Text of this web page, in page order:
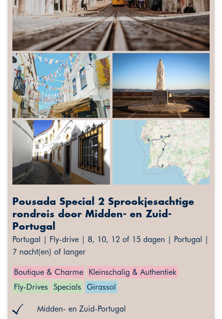
Pousada Special 2 Sprookjesachtige
rondreis door Midden- en Zuid-
Portugal
Portugal | Fly-drive | 8, 10, 12 of 15 dagen | Portugal |
7 nacht(en) of langer
Boutique & Charme
Kleinschalig & Authentiek
Fly-Drives
Specials Girassol
Midden- en Zuid-Portugal